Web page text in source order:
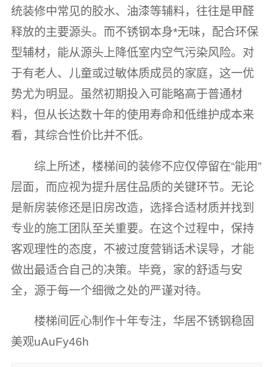
统装修中常见的胶水、油漆等辅料，往往是甲醛
释放的主要源头。而不锈钢本身*无味，配合环保
型辅材，能从源头上降低室内空气污染风险。对
于有老人、儿童或过敏体质成员的家庭，这一优
势尤为明显。虽然初期投入可能略高于普通材
料，但从长达数十年的使用寿命和低维护成本来
看，其综合性价比并不低。
综上所述，楼梯间的装修不应仅停留在“能用”
层面，而应视为提升居住品质的关键环节。无论
是新房装修还是旧房改造，选择合适材质并找到
专业的施工团队至关重要。在这个过程中，保持
客观理性的态度，不被过度营销话术误导，才能
做出最适合自己的决策。毕竟，家的舒适与安
全，源于每一个细微之处的严谨对待。
楼梯间匠心制作十年专注，华居不锈钢稳固
美观uAuFy46h